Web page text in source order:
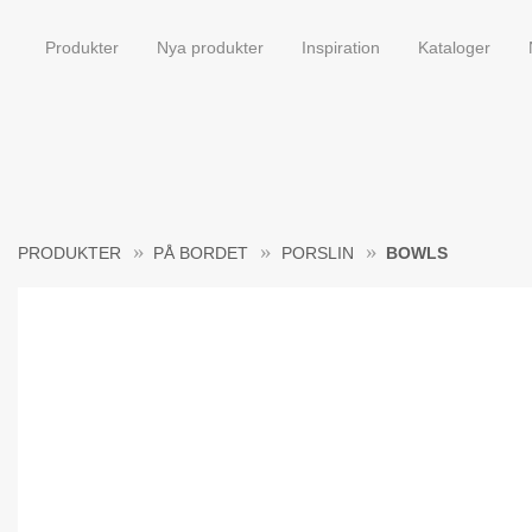
Produkter Nya produkter Inspiration Kataloger
PRODUKTER PÅ BORDET PORSLIN BOWLS